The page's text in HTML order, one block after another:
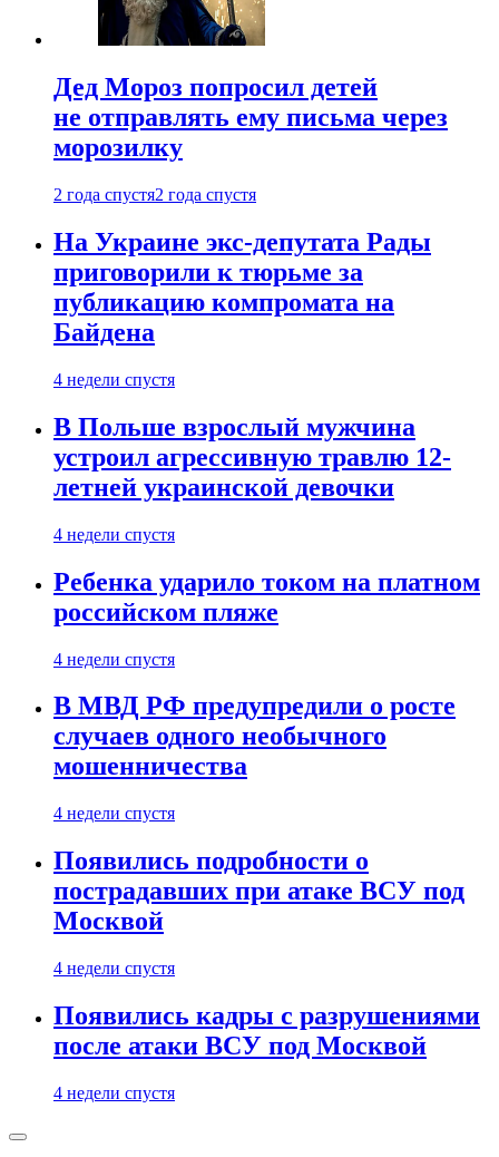
Дед Мороз попросил детей
не отправлять ему письма через
морозилку
2 года спустя2 года спустя
На Украине экс-депутата Рады
приговорили к тюрьме за
публикацию компромата на
Байдена
4 недели спустя
В Польше взрослый мужчина
устроил агрессивную травлю 12-
летней украинской девочки
4 недели спустя
Ребенка ударило током на платном
российском пляже
4 недели спустя
В МВД РФ предупредили о росте
случаев одного необычного
мошенничества
4 недели спустя
Появились подробности о
пострадавших при атаке ВСУ под
Москвой
4 недели спустя
Появились кадры с разрушениями
после атаки ВСУ под Москвой
4 недели спустя